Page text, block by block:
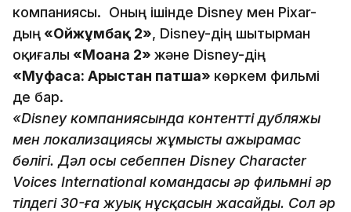
компаниясы. Оның ішінде Disney мен Pixar-
дың «Ойжұмбақ 2», Disney-дің шытырман
оқиғалы «Моана 2» және Disney-дің
«Муфаса: Арыстан патша» көркем фильмі
де бар.
«Disney компаниясында контенттің дубляжы
мен локализациясы жұмыстың ажырамас
бөлігі. Дәл осы себеппен Disney Character
Voices International командасы әр фильмнің әр
тілдегі 30-ға жуық нұсқасын жасайды. Сол әр